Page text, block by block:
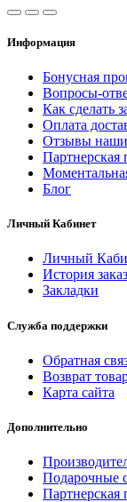
Информация
Бонусная
Вопросы-
Как сделать
Оплата
Отзывы
Партнерская
Блог
Личный Кабинет
Личный
История
Закладки
Служба поддержки
Обратная
Возврат
Карта сайта
Дополнительно
Подарочные
Партнерская